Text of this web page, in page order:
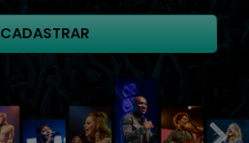
CADASTRAR